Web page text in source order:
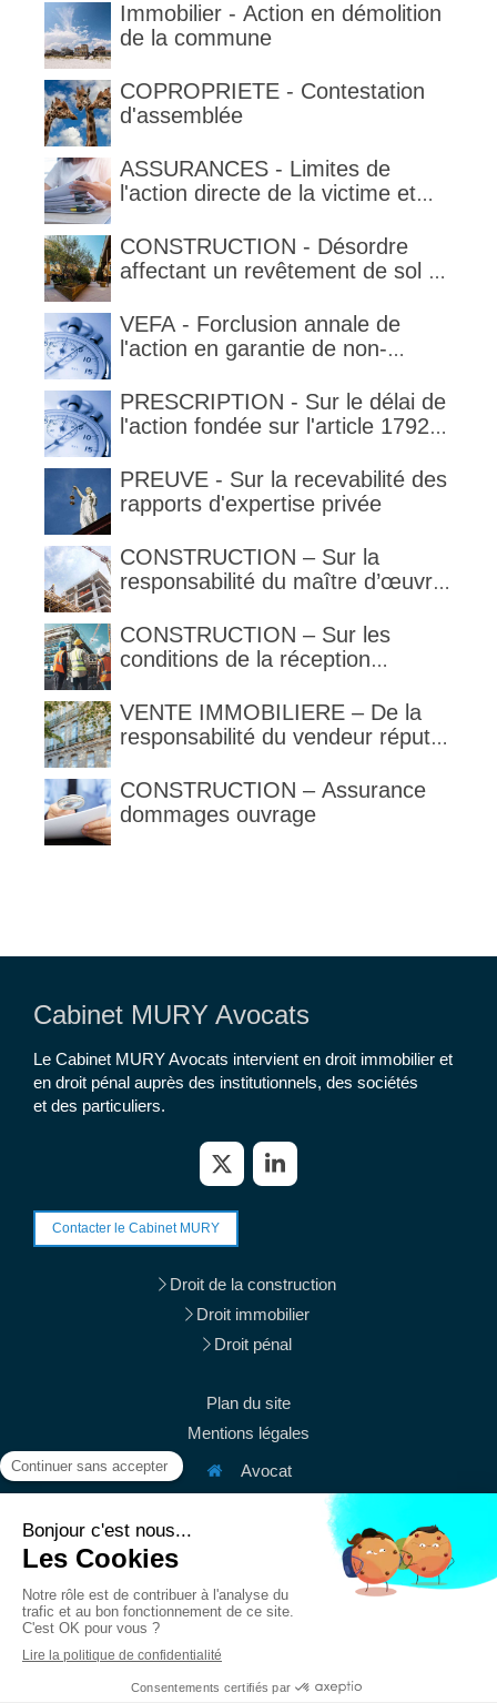
Immobilier - Action en démolition
de la commune
COPROPRIETE - Contestation
d'assemblée
ASSURANCES - Limites de
l'action directe de la victime et
délimitant l'étendue temporelle de
la garantie en condition de la
CONSTRUCTION - Désordre
affectant un revêtement de sol et
VEFA - Forclusion annale de
l'action en garantie de non-
PRESCRIPTION - Sur le délai de
l'action fondée sur l'article 1792-
PREUVE - Sur la recevabilité des
rapports d'expertise privée
CONSTRUCTION – Sur la
responsabilité du maître d’œuvre
l’architecte supporte une
obligation de contrôle étendu
CONSTRUCTION – Sur les
conditions de la réception
VENTE IMMOBILIERE – De la
responsabilité du vendeur réputé
1792 et suivants du code civil
CONSTRUCTION – Assurance
dommages ouvrage
Cabinet MURY Avocats
Le Cabinet MURY Avocats intervient en droit immobilier et
en droit pénal auprès des institutionnels, des sociétés
et des particuliers.
Contacter le Cabinet MURY
Droit de la construction
Droit immobilier
Droit pénal
Plan du site
Mentions légales
Avocat
38 rue du Mont Thabor
Afficher le téléphone
contact@mury-avocats.fr
DuLundiauVendredi